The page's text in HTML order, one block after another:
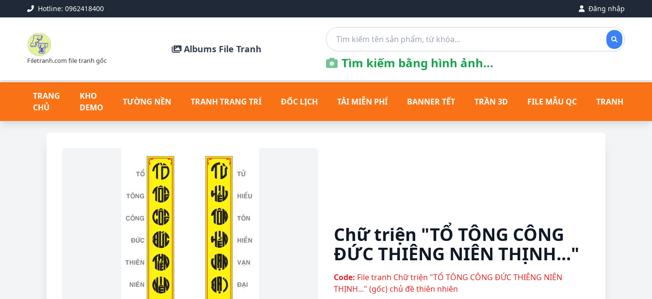
Hotline: 0962418400 Đăng nhập
Filetranh.com file tranh gốc
Albums File Tranh
Tìm kiếm bằng hình ảnh...
TRANG
CHỦ
KHO
DEMO
TƯỜNG NỀN TRANH TRANG TRÍ ĐỐC LỊCH TẢI MIỄN PHÍ BANNER TẾT TRẦN 3D FILE MẪU QC TRANH ĐỒNG
Chữ triện "TỔ TÔNG CÔNG
ĐỨC THIÊNG NIÊN THỊNH..."
Code: File tranh Chữ triện "TỔ TÔNG CÔNG ĐỨC THIÊNG NIÊN
THỊNH..." (gốc) chủ đề thiên nhiên